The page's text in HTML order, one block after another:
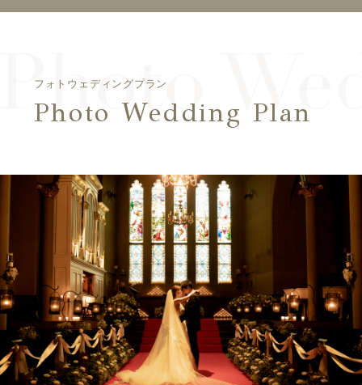
フォトウェディングプラン
Photo Wedding Plan